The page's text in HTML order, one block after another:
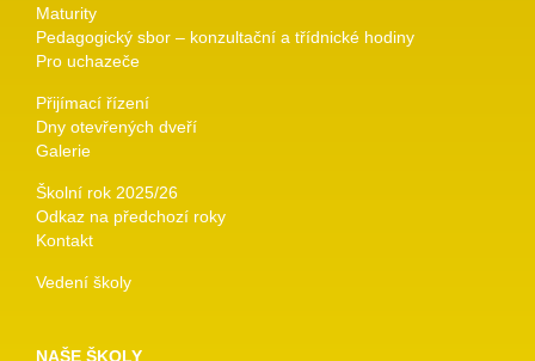
Maturity
Pedagogický sbor – konzultační a třídnické hodiny
Pro uchazeče
Přijímací řízení
Dny otevřených dveří
Galerie
Školní rok 2025/26
Odkaz na předchozí roky
Kontakt
Vedení školy
NAŠE ŠKOLY